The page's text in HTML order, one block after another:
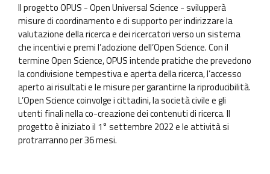
Il progetto OPUS - Open Universal Science - svilupperà
misure di coordinamento e di supporto per indirizzare la
valutazione della ricerca e dei ricercatori verso un sistema
che incentivi e premi l’adozione dell’Open Science. Con il
termine Open Science, OPUS intende pratiche che prevedono
la condivisione tempestiva e aperta della ricerca, l’accesso
aperto ai risultati e le misure per garantirne la riproducibilità.
L’Open Science coinvolge i cittadini, la società civile e gli
utenti finali nella co-creazione dei contenuti di ricerca. Il
progetto è iniziato il 1° settembre 2022 e le attività si
protrarranno per 36 mesi.